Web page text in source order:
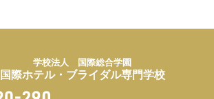
学校法人 国際総合学園
国際ホテル・ブライダル専門学校